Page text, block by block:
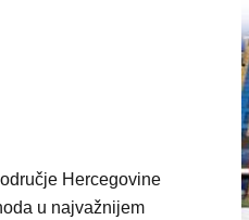
Hercegovine
u najvažnijem